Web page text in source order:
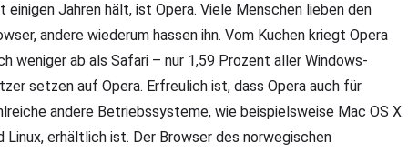
einigen Jahren hält, ist Opera. Viele Menschen lieben den
andere wiederum hassen ihn. Vom Kuchen kriegt Opera
weniger ab als Safari – nur 1,59 Prozent aller Windows-
setzen auf Opera. Erfreulich ist, dass Opera auch für
andere Betriebssysteme, wie beispielsweise Mac OS X
Linux, erhältlich ist. Der Browser des norwegischen